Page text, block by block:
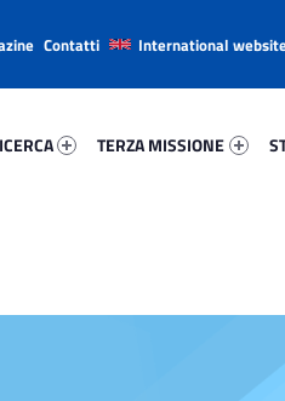
TERZA MISSIONE
Contatti International